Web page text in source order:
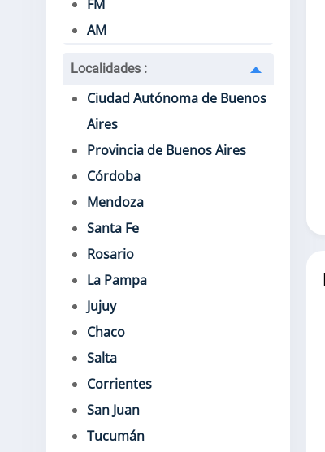
FM
AM
Localidades :
Ciudad Autónoma de Buenos
Aires
Provincia de Buenos Aires
Córdoba
Mendoza
Santa Fe
Rosario
La Pampa
Jujuy
Chaco
Salta
Corrientes
San Juan
Tucumán